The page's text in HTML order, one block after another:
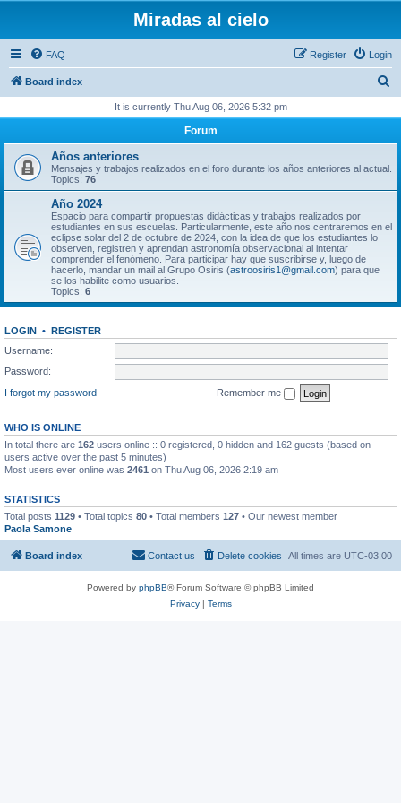
Miradas al cielo
FAQ Login
Register
Board index
r
h
It is currently Thu Aug 06, 2026 5:32 pm
Forum
Años anteriores
Mensajes y trabajos realizados en el foro durante los años anteriores al actual.
Topics: 76
Año 2024
Espacio para compartir propuestas didácticas y trabajos realizados por
estudiantes en sus escuelas. Particularmente, este año nos centraremos en el
eclipse solar del 2 de octubre de 2024, con la idea de que los estudiantes lo
observen, registren y aprendan astronomía observacional al intentar
comprender el fenómeno. Para participar hay que suscribirse y, luego de
hacerlo, mandar un mail al Grupo Osiris (astroosiris1@gmail.com) para que
se los habilite como usuarios.
Topics: 6
LOGIN • REGISTER
Username:
Password:
I forgot my password
Remember me
WHO IS ONLINE
In total there are 162 users online :: 0 registered, 0 hidden and 162 guests (based on
users active over the past 5 minutes)
Most users ever online was 2461 on Thu Aug 06, 2026 2:19 am
STATISTICS
Total posts 1129 • Total topics 80 • Total members 127 • Our newest member
Paola Samone
Board index All times are UTC-03:00
Delete cookies
Contact us
Powered by phpBB® Forum Software © phpBB Limited
Privacy| Terms